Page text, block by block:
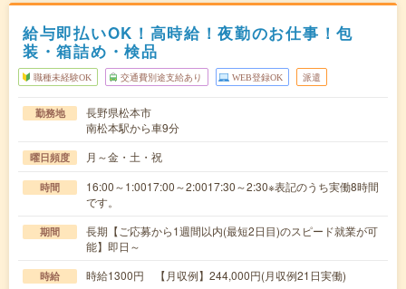
給与即払いOK！高時給！夜勤のお仕事！包
装・箱詰め・検品
職種未経験OK 交通費別途支給あり WEB登録OK 派遣
勤務地
長野県松本市
南松本駅から車9分
曜日頻度 月～金・土・祝
時間
16:00～1:0017:00～2:0017:30～2:30※表記のうち実働8時間
です。
期間
長期【ご応募から1週間以内(最短2日目)のスピード就業が可
能】即日～
時給 時給1300円 【月収例】244,000円(月収例21日実働)